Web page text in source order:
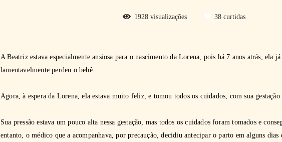
1928 visualizações 38 curtidas
A Beatriz estava especialmente ansiosa para o nascimento da Lorena, pois há 7 anos atrás, ela
lamentavelmente perdeu o bebê...
Agora, à espera da Lorena, ela estava muito feliz, e tomou todos os cuidados, com sua
Sua pressão estava um pouco alta nessa gestação, mas todos os cuidados foram tomados e
entanto, o médico que a acompanhava, por precaução, decidiu antecipar o parto em alguns